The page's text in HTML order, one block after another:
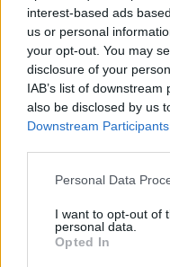
interest-based ads
us or personal
your opt-out. You may
disclosure of your
IAB’s list of
also be disclosed by us
Downstream Participants
Personal Data
I want to opt-out of
personal data.
Opted In
ont notamment
Gallery de New-
brut de Berlin en
Cultures d’Islam
Actuellement, il
alternés en
conserve un atelier.